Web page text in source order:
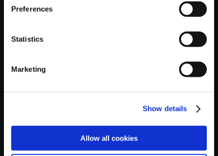
Preferences
Statistics
Marketing
Show details
Allow all cookies
おすすめ商品